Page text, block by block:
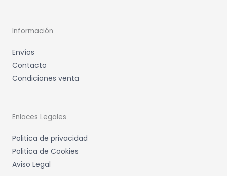
Información
Envíos
Contacto
Condiciones venta
Enlaces Legales
Politica de privacidad
Politica de Cookies
Aviso Legal